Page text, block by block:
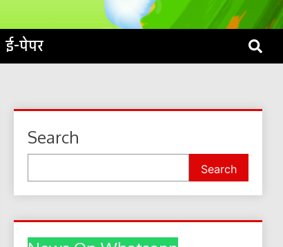
LIVE
ई-पेपर
Search
Search